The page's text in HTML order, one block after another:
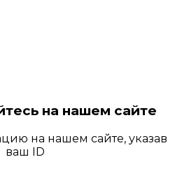
на нашем сайте
на нашем сайте, указав
ваш ID